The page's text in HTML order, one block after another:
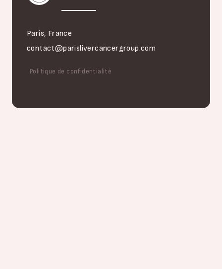
Paris, France
contact@parislivercancergroup.com
Politique de confidentialité